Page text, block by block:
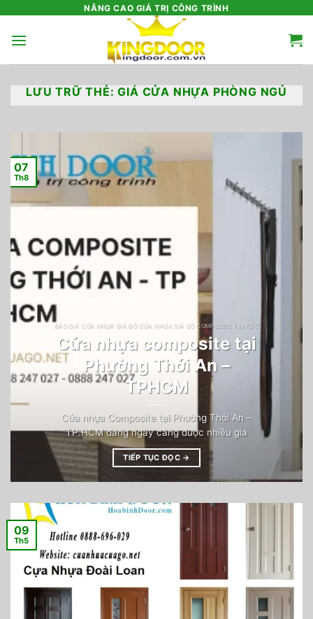
nội
NÂNG CAO GIÁ TRỊ CÔNG TRÌNH
LƯU TRỮ THẺ:GIÁ CỬA NHỰA PHÒNG NGỦ
BÁO GIÁ CỬA NHỰA GIẢ GỖ CỬA NHỰA GIẢ GỖ COMPOSITE TIN TỨC
Cửa nhựa composite tại
Phường Thới An –
TPHCM
Cửa nhựa Composite tại Phường Thới An –
TP.HCM đang ngày càng được nhiều gia
TIẾP TỤC ĐỌC →
07
Th8
09
Th5